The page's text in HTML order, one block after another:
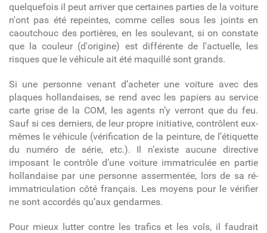
quelquefois il peut arriver que certaines parties de la voiture
n'ont pas été repeintes, comme celles sous les joints en
caoutchouc des portières, en les soulevant, si on constate
que la couleur (d'origine) est différente de l'actuelle, les
risques que le véhicule ait été maquillé sont grands.
Si une personne venant d’acheter une voiture avec des
plaques hollandaises, se rend avec les papiers au service
carte grise de la COM, les agents n’y verront que du feu.
Sauf si ces derniers, de leur propre initiative, contrôlent eux-
mêmes le véhicule (vérification de la peinture, de l’étiquette
du numéro de série, etc.). Il n’existe aucune directive
imposant le contrôle d’une voiture immatriculée en partie
hollandaise par une personne assermentée, lors de sa ré-
immatriculation côté français. Les moyens pour le vérifier
ne sont accordés qu’aux gendarmes.
Pour mieux lutter contre les trafics et les vols, il faudrait